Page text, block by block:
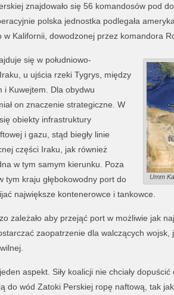
znajdowało się 56 komandosów pod
polska jednostka podlegała
w Kalifornii, dowodzonej przez komandora
Umm
się w południowo-
u ujścia rzeki Tygrys, między
i Kuwejtem. Dla obydwu
on znaczenie strategiczne. W
obiekty infrastruktury
i gazu, stąd biegły linie
części Iraku, jak również
w tym samym kierunku. Poza
tym kraju głębokowodny port do
największe kontenerowce i tankowce.
zależało aby przejąć port w możliwie jak
zaopatrzenie dla walczących
aspekt. Siły koalicji nie chciały
do wód Zatoki Perskiej ropę naftową, tak